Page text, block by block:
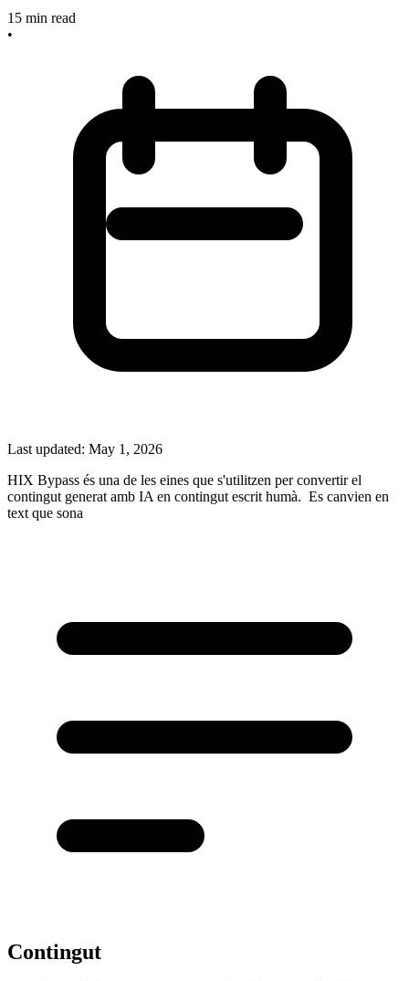
15 min read
•
Last updated: May 1, 2026
HIX Bypass és una de les eines que s'utilitzen per convertir el
contingut generat amb IA en contingut escrit humà. Es canvien en
text que sona
Contingut